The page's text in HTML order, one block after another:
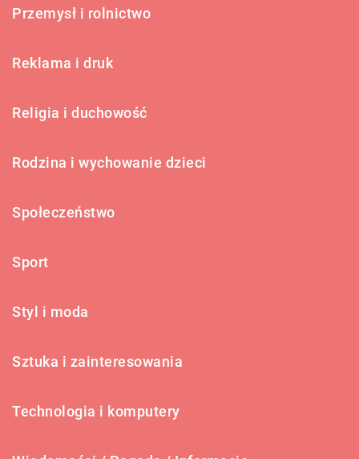
Przemysł i rolnictwo
Reklama i druk
Religia i duchowość
Rodzina i wychowanie dzieci
Społeczeństwo
Sport
Styl i moda
Sztuka i zainteresowania
Technologia i komputery